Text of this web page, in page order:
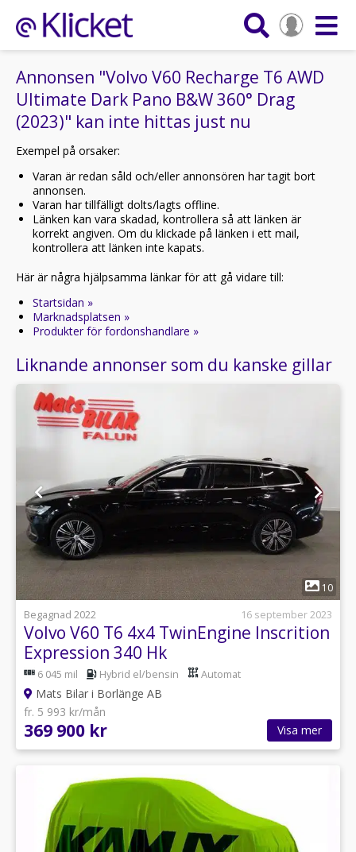
Annonsen "Volvo V60 Recharge T6 AWD
Ultimate Dark Pano B&W 360° Drag
(2023)" kan inte hittas just nu
Exempel på orsaker:
Varan är redan såld och/eller annonsören har tagit bort
annonsen.
Varan har tillfälligt dolts/lagts offline.
Länken kan vara skadad, kontrollera så att länken är
korrekt angiven. Om du klickade på länken i ett mail,
kontrollera att länken inte kapats.
Här är några hjälpsamma länkar för att gå vidare till:
Startsidan »
Marknadsplatsen »
Produkter för fordonshandlare »
Liknande annonser som du kanske gillar
10
Begagnad 2022
16 september 2023
Volvo V60 T6 4x4 TwinEngine Inscrition
Expression 340 Hk
6 045 mil Hybrid el/bensin Automat
Mats Bilar i Borlänge AB
fr. 5 993 kr/mån
369 900 kr Visa mer